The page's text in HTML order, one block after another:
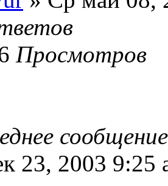
Просмотров
23, 2003 9:25